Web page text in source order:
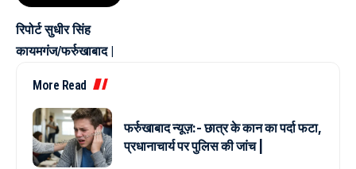
रिपोर्ट सुधीर सिंह
कायमगंज/फर्रुखाबाद |
More Read
फर्रुखाबाद न्यूज़:- छात्र के कान का पर्दा फटा,
प्रधानाचार्य पर पुलिस की जांच |